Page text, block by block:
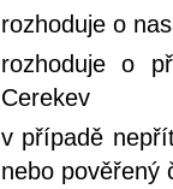
rozhoduje o
rozhoduje o
Cerekev
v případě
nebo pověřený